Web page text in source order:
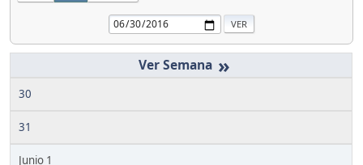
»
30
31
Junio 1